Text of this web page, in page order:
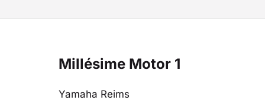
Millésime Motor 1
Yamaha Reims